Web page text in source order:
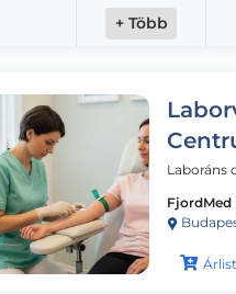
+ Több
Laboráns
FjordMed